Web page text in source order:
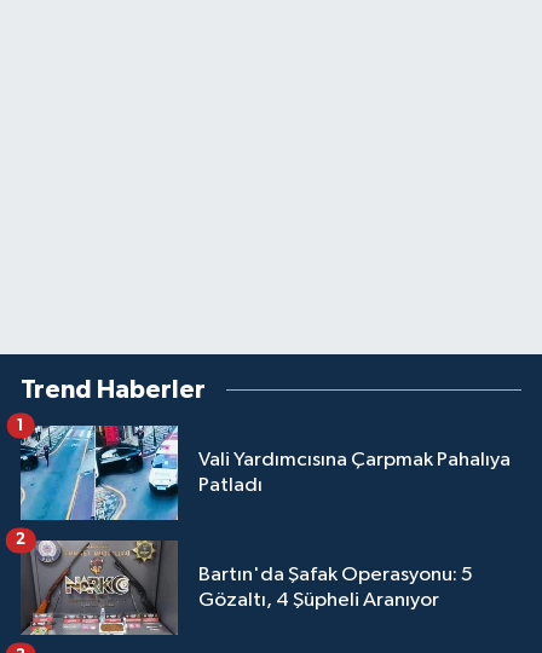
Trend Haberler
Vali Yardımcısına Çarpmak Pahalıya
Patladı
1
Bartın'da Şafak Operasyonu: 5
Gözaltı, 4 Şüpheli Aranıyor
2